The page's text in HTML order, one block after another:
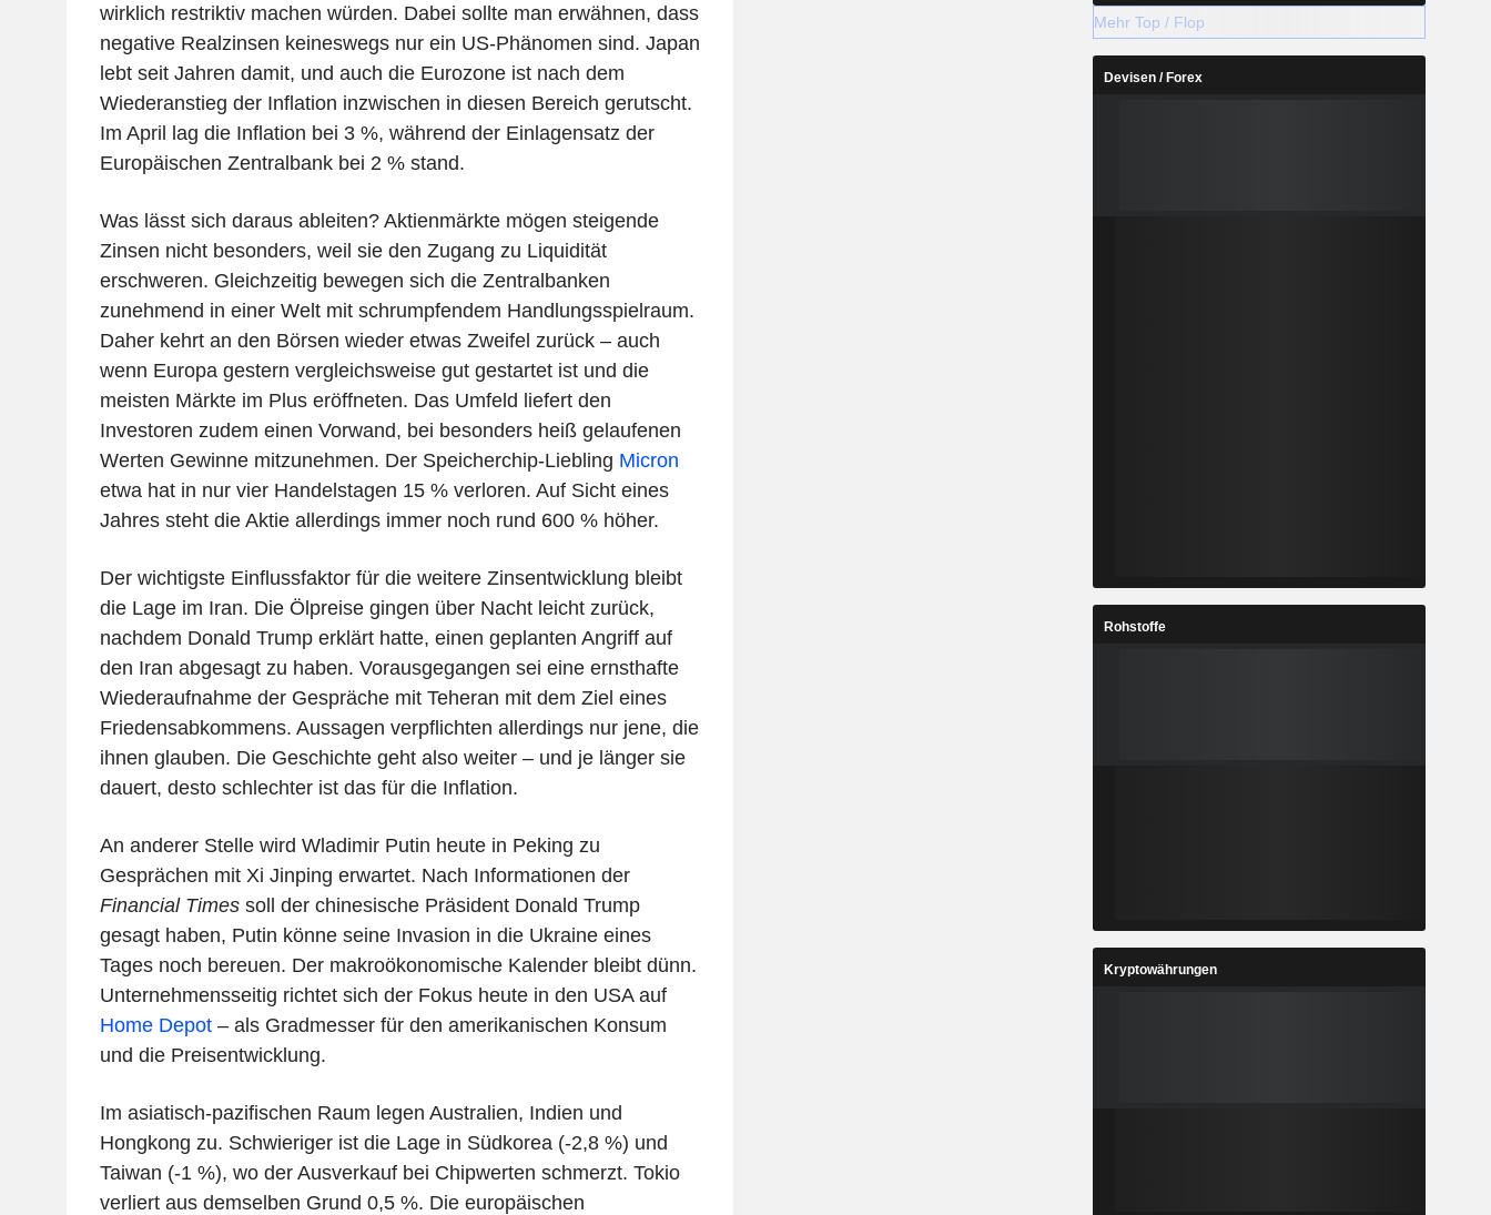
wirklich restriktiv machen würden. Dabei sollte man erwähnen, dass
negative Realzinsen keineswegs nur ein US-Phänomen sind. Japan
lebt seit Jahren damit, und auch die Eurozone ist nach dem
Wiederanstieg der Inflation inzwischen in diesen Bereich gerutscht.
Im April lag die Inflation bei 3 %, während der Einlagensatz der
Europäischen Zentralbank bei 2 % stand.
Was lässt sich daraus ableiten? Aktienmärkte mögen steigende
Zinsen nicht besonders, weil sie den Zugang zu Liquidität
erschweren. Gleichzeitig bewegen sich die Zentralbanken
zunehmend in einer Welt mit schrumpfendem Handlungsspielraum.
Daher kehrt an den Börsen wieder etwas Zweifel zurück – auch
wenn Europa gestern vergleichsweise gut gestartet ist und die
meisten Märkte im Plus eröffneten. Das Umfeld liefert den
Investoren zudem einen Vorwand, bei besonders heiß gelaufenen
Werten Gewinne mitzunehmen. Der Speicherchip-Liebling Micron
etwa hat in nur vier Handelstagen 15 % verloren. Auf Sicht eines
Jahres steht die Aktie allerdings immer noch rund 600 % höher.
Der wichtigste Einflussfaktor für die weitere Zinsentwicklung bleibt
die Lage im Iran. Die Ölpreise gingen über Nacht leicht zurück,
nachdem Donald Trump erklärt hatte, einen geplanten Angriff auf
den Iran abgesagt zu haben. Vorausgegangen sei eine ernsthafte
Wiederaufnahme der Gespräche mit Teheran mit dem Ziel eines
Friedensabkommens. Aussagen verpflichten allerdings nur jene, die
ihnen glauben. Die Geschichte geht also weiter – und je länger sie
dauert, desto schlechter ist das für die Inflation.
An anderer Stelle wird Wladimir Putin heute in Peking zu
Gesprächen mit Xi Jinping erwartet. Nach Informationen der
Financial Timessoll der chinesische Präsident Donald Trump
gesagt haben, Putin könne seine Invasion in die Ukraine eines
Tages noch bereuen. Der makroökonomische Kalender bleibt dünn.
Unternehmensseitig richtet sich der Fokus heute in den USA auf
Home Depot– als Gradmesser für den amerikanischen Konsum
und die Preisentwicklung.
Im asiatisch-pazifischen Raum legen Australien, Indien und
Hongkong zu. Schwieriger ist die Lage in Südkorea (-2,8 %) und
Taiwan (-1 %), wo der Ausverkauf bei Chipwerten schmerzt. Tokio
verliert aus demselben Grund 0,5 %. Die europäischen
Mehr Top / Flop
Devisen / Forex
Rohstoffe
Kryptowährungen